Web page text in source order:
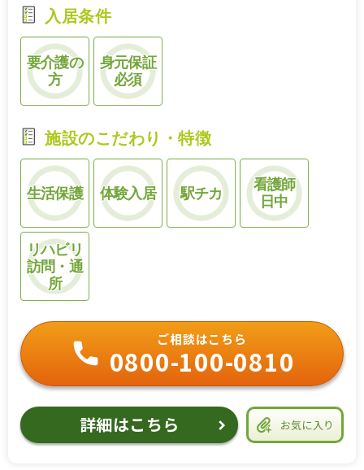
入居条件
要介護の
方
身元保証
必須
施設のこだわり・特徴
生活保護 体験入居 駅チカ
看護師
日中
リハビリ
訪問・通
所
お気に入り
ご相談はこちら
0800-100-0810
詳細はこちら